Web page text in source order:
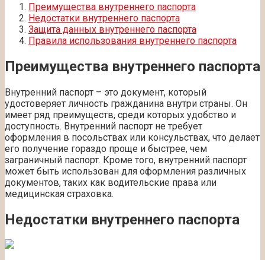
Преимущества внутреннего паспорта
Недостатки внутреннего паспорта
Защита данных внутреннего паспорта
Правила использования внутреннего паспорта
Преимущества внутреннего паспорта
Внутренний паспорт – это документ, который
удостоверяет личность гражданина внутри страны. Он
имеет ряд преимуществ, среди которых удобство и
доступность. Внутренний паспорт не требует
оформления в посольствах или консульствах, что делает
его получение гораздо проще и быстрее, чем
заграничный паспорт. Кроме того, внутренний паспорт
может быть использован для оформления различных
документов, таких как водительские права или
медицинская страховка.
Недостатки внутреннего паспорта